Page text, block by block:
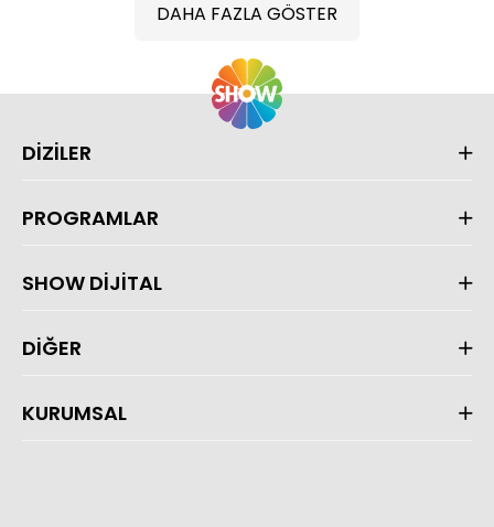
DAHA FAZLA GÖSTER
DİZİLER
PROGRAMLAR
SHOW DİJİTAL
DİĞER
KURUMSAL